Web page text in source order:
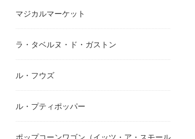
マジカルマーケット
ラ・タベルヌ・ド・ガストン
ル・フウズ
ル・プティポッパー